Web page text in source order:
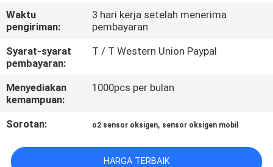
HUBUNGI
KAMI
PERMINTAAN
PENAWARAN
Waktu
pengiriman:
3 hari kerja setelah menerima
pembayaran
Syarat-syarat
pembayaran:
T / T Western Union Paypal
Menyediakan
kemampuan:
1000pcs per bulan
Sorotan: o2 sensor oksigen, sensor oksigen mobil
HARGA TERBAIK